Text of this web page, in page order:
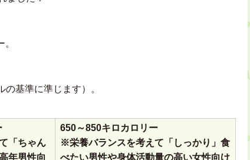
基準に準じます）。
「ちゃん
年男性向
650～850キロカロリー
※栄養バランスを考えて「しっかり」食
べたい男性や身体活動量の高い女性向け